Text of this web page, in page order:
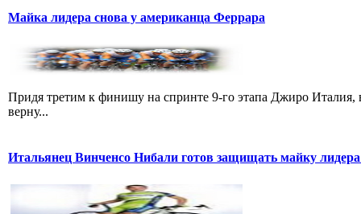
Майка лидера снова у американца Феррара
Придя третим к финишу на спринте 9-го этапа Джиро
верну...
Итальянец Винченсо Нибали готов защищать майку